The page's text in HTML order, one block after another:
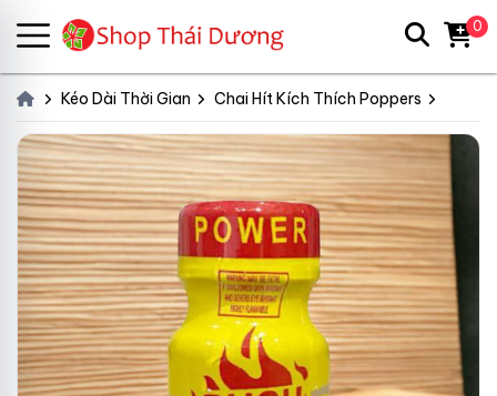
Kéo Dài Thời Gian Chai Hít Kích Thích Poppers
0